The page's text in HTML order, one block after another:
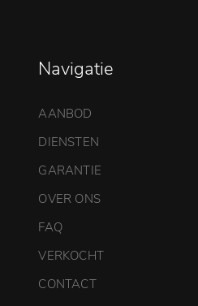
Navigatie
AANBOD
DIENSTEN
GARANTIE
OVER ONS
FAQ
VERKOCHT
CONTACT